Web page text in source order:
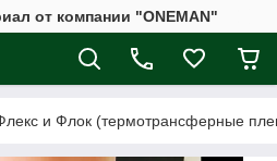
от компании "ONEMAN"
и Флок (термотрансферные